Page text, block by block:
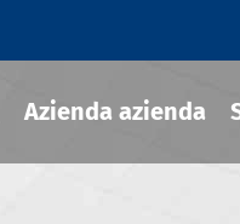
Azienda azienda